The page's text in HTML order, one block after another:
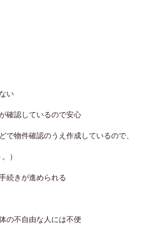
い
確認しているので安心
で物件確認のうえ作成しているので、
）
続きが進められる
の不自由な人には不便